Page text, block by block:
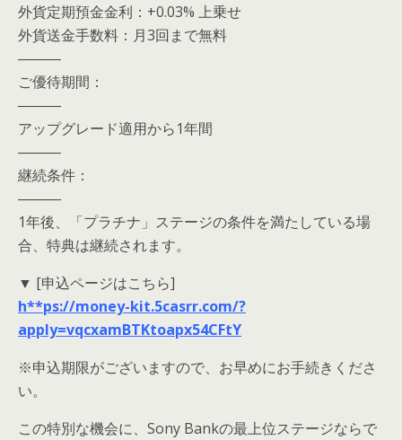
外貨定期預金金利：+0.03% 上乗せ
外貨送金手数料：月3回まで無料
―――
ご優待期間：
―――
アップグレード適用から1年間
―――
継続条件：
―――
1年後、「プラチナ」ステージの条件を満たしている場
合、特典は継続されます。
▼ [申込ページはこちら]
h**ps://money-kit.5casrr.com/?
apply=vqcxamBTKtoapx54CFtY
※申込期限がございますので、お早めにお手続きくださ
い。
この特別な機会に、Sony Bankの最上位ステージならで